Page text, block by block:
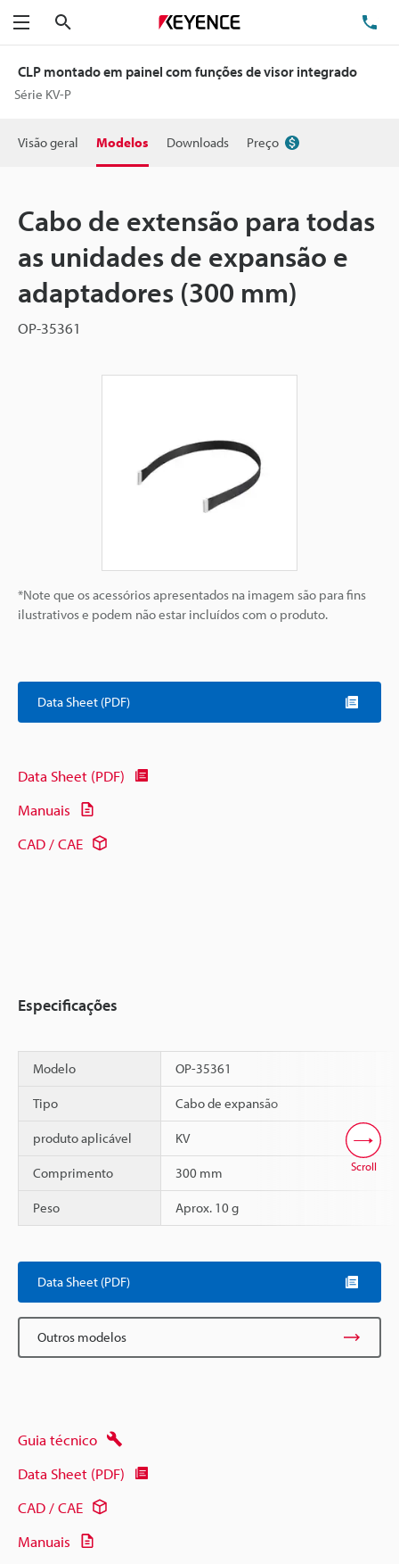
Menu
CLP montado em painel com funções de visor integrado
Série KV-P
Visão geral Modelos Downloads Preço
Cabo de extensão para todas
as unidades de expansão e
adaptadores (300 mm)
OP-35361
*Note que os acessórios apresentados na imagem são para fins
ilustrativos e podem não estar incluídos com o produto.
Data Sheet (PDF)
Data Sheet (PDF)
Manuais
CAD / CAE
Especificações
Modelo OP-35361
Tipo Cabo de expansão
produto aplicável KV
Comprimento 300 mm
Peso Aprox. 10 g
Scroll
Data Sheet (PDF)
Outros modelos
Guia técnico
Data Sheet (PDF)
CAD / CAE
Manuais